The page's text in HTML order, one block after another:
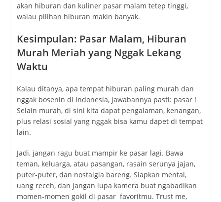
akan hiburan dan kuliner pasar malam tetep tinggi,
walau pilihan hiburan makin banyak.
Kesimpulan: Pasar Malam, Hiburan
Murah Meriah yang Nggak Lekang
Waktu
Kalau ditanya, apa tempat hiburan paling murah dan
nggak bosenin di Indonesia, jawabannya pasti: pasar !
Selain murah, di sini kita dapat pengalaman, kenangan,
plus relasi sosial yang nggak bisa kamu dapet di tempat
lain.
Jadi, jangan ragu buat mampir ke pasar lagi. Bawa
teman, keluarga, atau pasangan, rasain serunya jajan,
puter-puter, dan nostalgia bareng. Siapkan mental,
uang receh, dan jangan lupa kamera buat ngabadikan
momen-momen gokil di pasar favoritmu. Trust me,